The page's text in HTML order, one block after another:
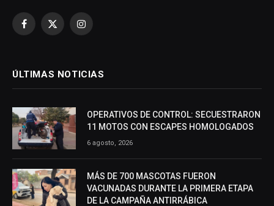
Facebook
X
Instagram
ÚLTIMAS NOTICIAS
OPERATIVOS DE CONTROL: SECUESTRARON
11 MOTOS CON ESCAPES HOMOLOGADOS
6 agosto, 2026
MÁS DE 700 MASCOTAS FUERON
VACUNADAS DURANTE LA PRIMERA ETAPA
DE LA CAMPAÑA ANTIRRÁBICA